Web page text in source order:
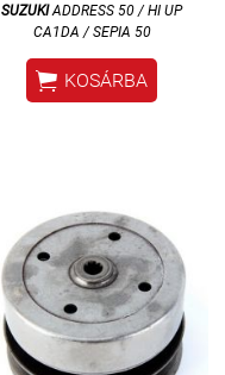
SUZUKIADDRESS 50 / HI UP
CA1DA / SEPIA 50
 KOSÁRBA